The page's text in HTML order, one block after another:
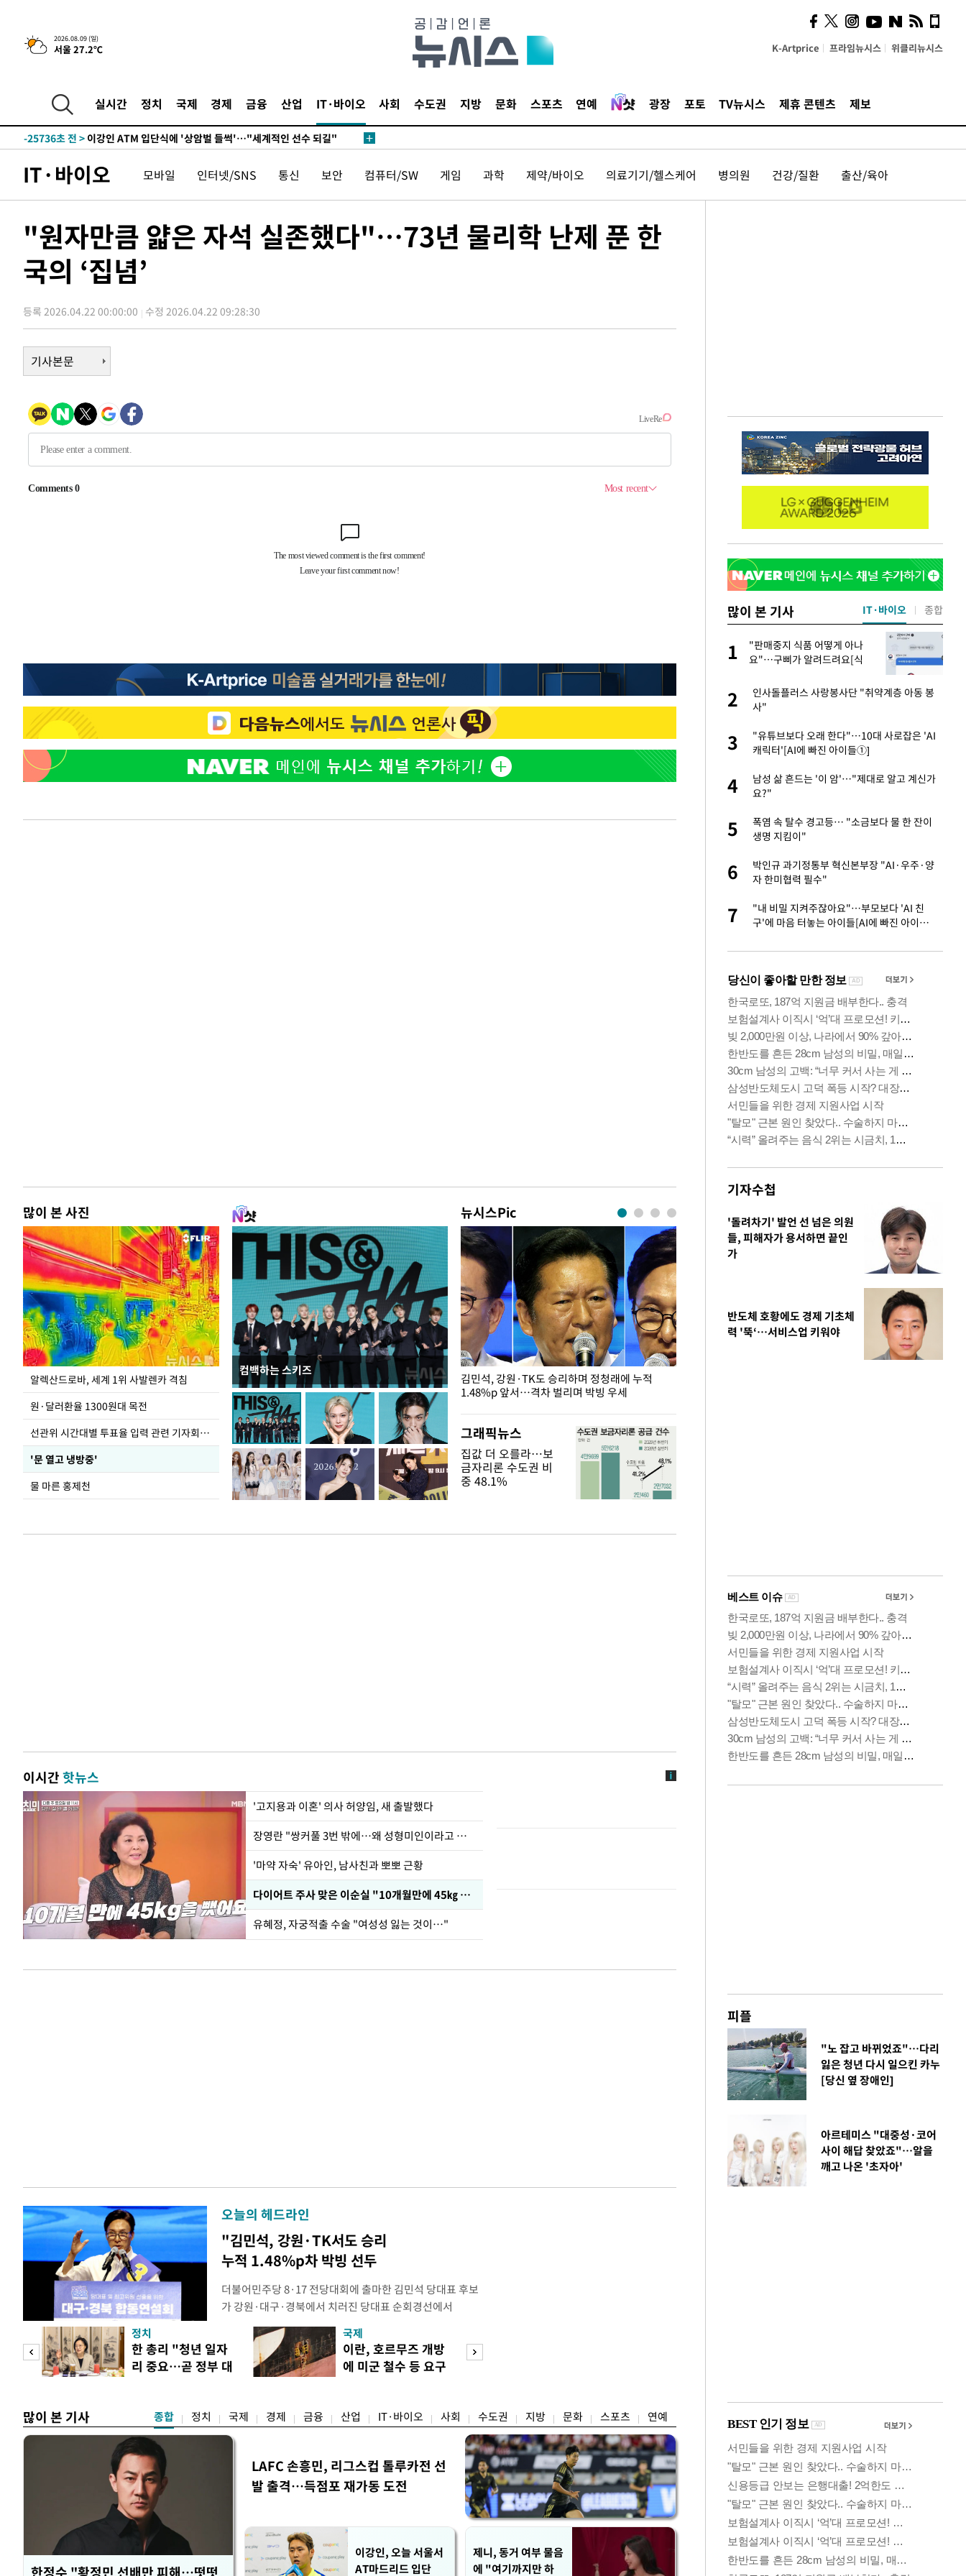
2026.08.09 (일)
서울 27.2℃ K-Artprice 프라임뉴시스 위클리뉴시스
실시간 정치 국제 경제 금융 산업 IT·바이오 사회 수도권 지방 문화 스포츠 연예 광장 포토 TV뉴시스 제휴 콘텐츠 제보
2시간 전 >콜롬비아 신임 우파 대통령 취임 하루만에 차량폭탄 폭발 사건
-31076초 전 >
-29140초 전 >
네타냐후, 트럼프의 가자 평화 2차 15개조 평화안 '거부'
-25736초 전 > 이강인 ATM 입단식에 '상암벌 들썩'…"세계적인 선수 되길"
-22078초 전 > AT마드리드 데뷔 앞둔 이강인, 맨시티전 선발 대신 '벤치 시작'
44.53%
-19882초 전 > [속보]與전대 권리당원투표…강원·경북 김민석, 대구 정청래 승리
-19689초 전 >
[속보]與 당대표 경선, 경북 권리당원 투표 김민석 47.37%·정청래
45.71%
-19591초 전 > [속보]與 당대표 경선, 대구 권리당원 투표 정청래 47.82%·김민석
득표
-17306초 전 >"일본축구협회, 대한축구협회 성 접대 의혹 심판 조사"
-5313초 전 >
"얼마나 더웠으면"…안동 물길공원서 헤엄친 구렁이 '소동'
-5240초 전 >손흥민, 68분 뛰고 2경기 침묵…LAFC, 톨루카에 1-0 승리(종합)
-3264초 전 > 이강인, 오늘 서울서 AT마드리드 입단식…'전례 없는 특급대우'
2시간 전 >'여긴 20도, 저긴 50도'…열화상 카메라로 본 폭염 저감시설 '온도차'
2시간 전 >콜롬비아 신임 우파 대통령 취임 하루만에 차량폭탄 폭발 사건
태풍 돌핀, 중 저장성 타이저우시 해안에 상륙 (1보)
AT마드리드 데뷔 앞둔 이강인, 맨시티전 선발 대신 '벤치 시작'
45.71%
-19591초 전 >
[속보]與 당대표 경선, 대구 권리당원 투표 정청래 47.82%·김민석
46.35%
-19388초 전 >[속보]與 당대표 경선, 강원 권리당원 투표 김민석 승리…50.30%
득표
-17306초 전 >"일본축구협회, 대한축구협회 성 접대 의혹 심판 조사"
-9948초 전 >[속보]장은수, KLPGA 제주삼다수 역전 우승…데뷔 10년 차에 첫 정
상
-5313초 전 >
"얼마나 더웠으면"…안동 물길공원서 헤엄친 구렁이 '소동'
-5240초 전 >손흥민, 68분 뛰고 2경기 침묵…LAFC, 톨루카에 1-0 승리(종합)
-3264초 전 >이강인, 오늘 서울서 AT마드리드 입단식…'전례 없는 특급대우'
IT·바이오 모바일 인터넷/SNS 통신 보안 컴퓨터/SW 게임 과학 제약/바이오 의료기기/헬스케어 병의원 건강/질환 출산/육아
"원자만큼 얇은 자석 실존했다"…73년 물리학 난제 푼 한
국의 ‘집념’
등록 2026.04.22 00:00:00 수정 2026.04.22 09:28:30
기사본문
많이 본 사진
알렉산드로바, 세계 1위 사발렌카 격침
원·달러환율 1300원대 목전
선관위 시간대별 투표율 입력 관련 기자회견하는 주진우 의원
'문 열고 냉방중'
물 마른 홍제천
컴백하는 스키즈
뉴시스Pic
극한 폭염에 바닥 드러난 홍제천…물고기 떼죽음
도
김민석, 강원·TK도 승리하며 정청래에 누적
1.48%p 앞서…격차 벌리며 박빙 우세
그래픽뉴스
집값 더 오를라…보
금자리론 수도권 비
중 48.1%
이시간핫뉴스
'고지용과 이혼' 의사 허양임, 새 출발했다
장영란 "쌍커풀 3번 밖에…왜 성형미인이라고 하냐"
'마약 자숙' 유아인, 남사친과 뽀뽀 근황
다이어트 주사 맞은 이순실 "10개월만에 45㎏ 감량"
유혜정, 자궁적출 수술 "여성성 잃는 것이…"
오늘의 헤드라인
"김민석, 강원·TK서도 승리
누적 1.48%p차 박빙 선두
더불어민주당 8·17 전당대회에 출마한 김민석 당대표 후보
가 강원·대구·경북에서 치러진 당대표 순회경선에서
48.54%(1만8977표)를 얻어 상대 경쟁주자인 정청래 후보
를 1622표(4.14%p) 차로 제치고 1위를 차지했다. 전날 제주
·인천 권리당원 투표에서도 김 후보가 앞섰다. 이에 따라 누
적 합산(가중치 미반영)에서도 김 후보(46.01%)가
피
정치
한 총리 "청년 일자
리 중요…곧 정부 대
국제
이란, 호르무즈 개방
에 미군 철수 등 요구
많이 본 기사 종합 정치 국제 경제 금융 산업 IT·바이오 사회 수도권 지방 문화 스포츠 연예
한정수 "황정민 선배만 피해…떳떳
LAFC 손흥민, 리그스컵 톨루카전 선
발 출격…득점포 재가동 도전
이강인, 오늘 서울서
AT마드리드 입단
제니, 동거 여부 물음
에 "여기까지만 하
많이 본 기사
2
LAFC 손흥민, 리그스컵 톨루카전 선발 출
격…득점포 재가동 도전
3
이강인, 오늘 서울서 AT마드리드 입단
식…'전례 없는 특급대우'
4
제니, 동거 여부 물음에 "여기까지만 하자"
5
'여긴 20도, 저긴 50도'…열화상 카메라로 본
1
"판매중지 식품 어떻게 아나
요"…구삐가 알려드려요[식
2
인사돌플러스 사랑봉사단 "취약계층 아동 봉
사"
3
"유튜브보다 오래 한다"…10대 사로잡은 'AI
캐릭터'[AI에 빠진 아이들①]
4
남성 삶 흔드는 '이 암'…"제대로 알고 계신가
요?"
5
폭염 속 탈수 경고등… "소금보다 물 한 잔이
생명 지킴이"
6
박인규 과기정통부 혁신본부장 "AI·우주·양
자 한미협력 필수"
7
"내 비밀 지켜주잖아요"…부모보다 'AI 친
구'에 마음 터놓는 아이들[AI에 빠진 아이들
IT·바이오 종합
기자수첩
'돌려차기' 발언 선 넘은 의원
들, 피해자가 용서하면 끝인
가
반도체 호황에도 경제 기초체
력 '뚝‘…서비스업 키워야
피플
"노 잡고 바뀌었죠"…다리
잃은 청년 다시 일으킨 카누
[당신 옆 장애인]
아르테미스 "대중성·코어
사이 해답 찾았죠"…알을
깨고 나온 '초자아'